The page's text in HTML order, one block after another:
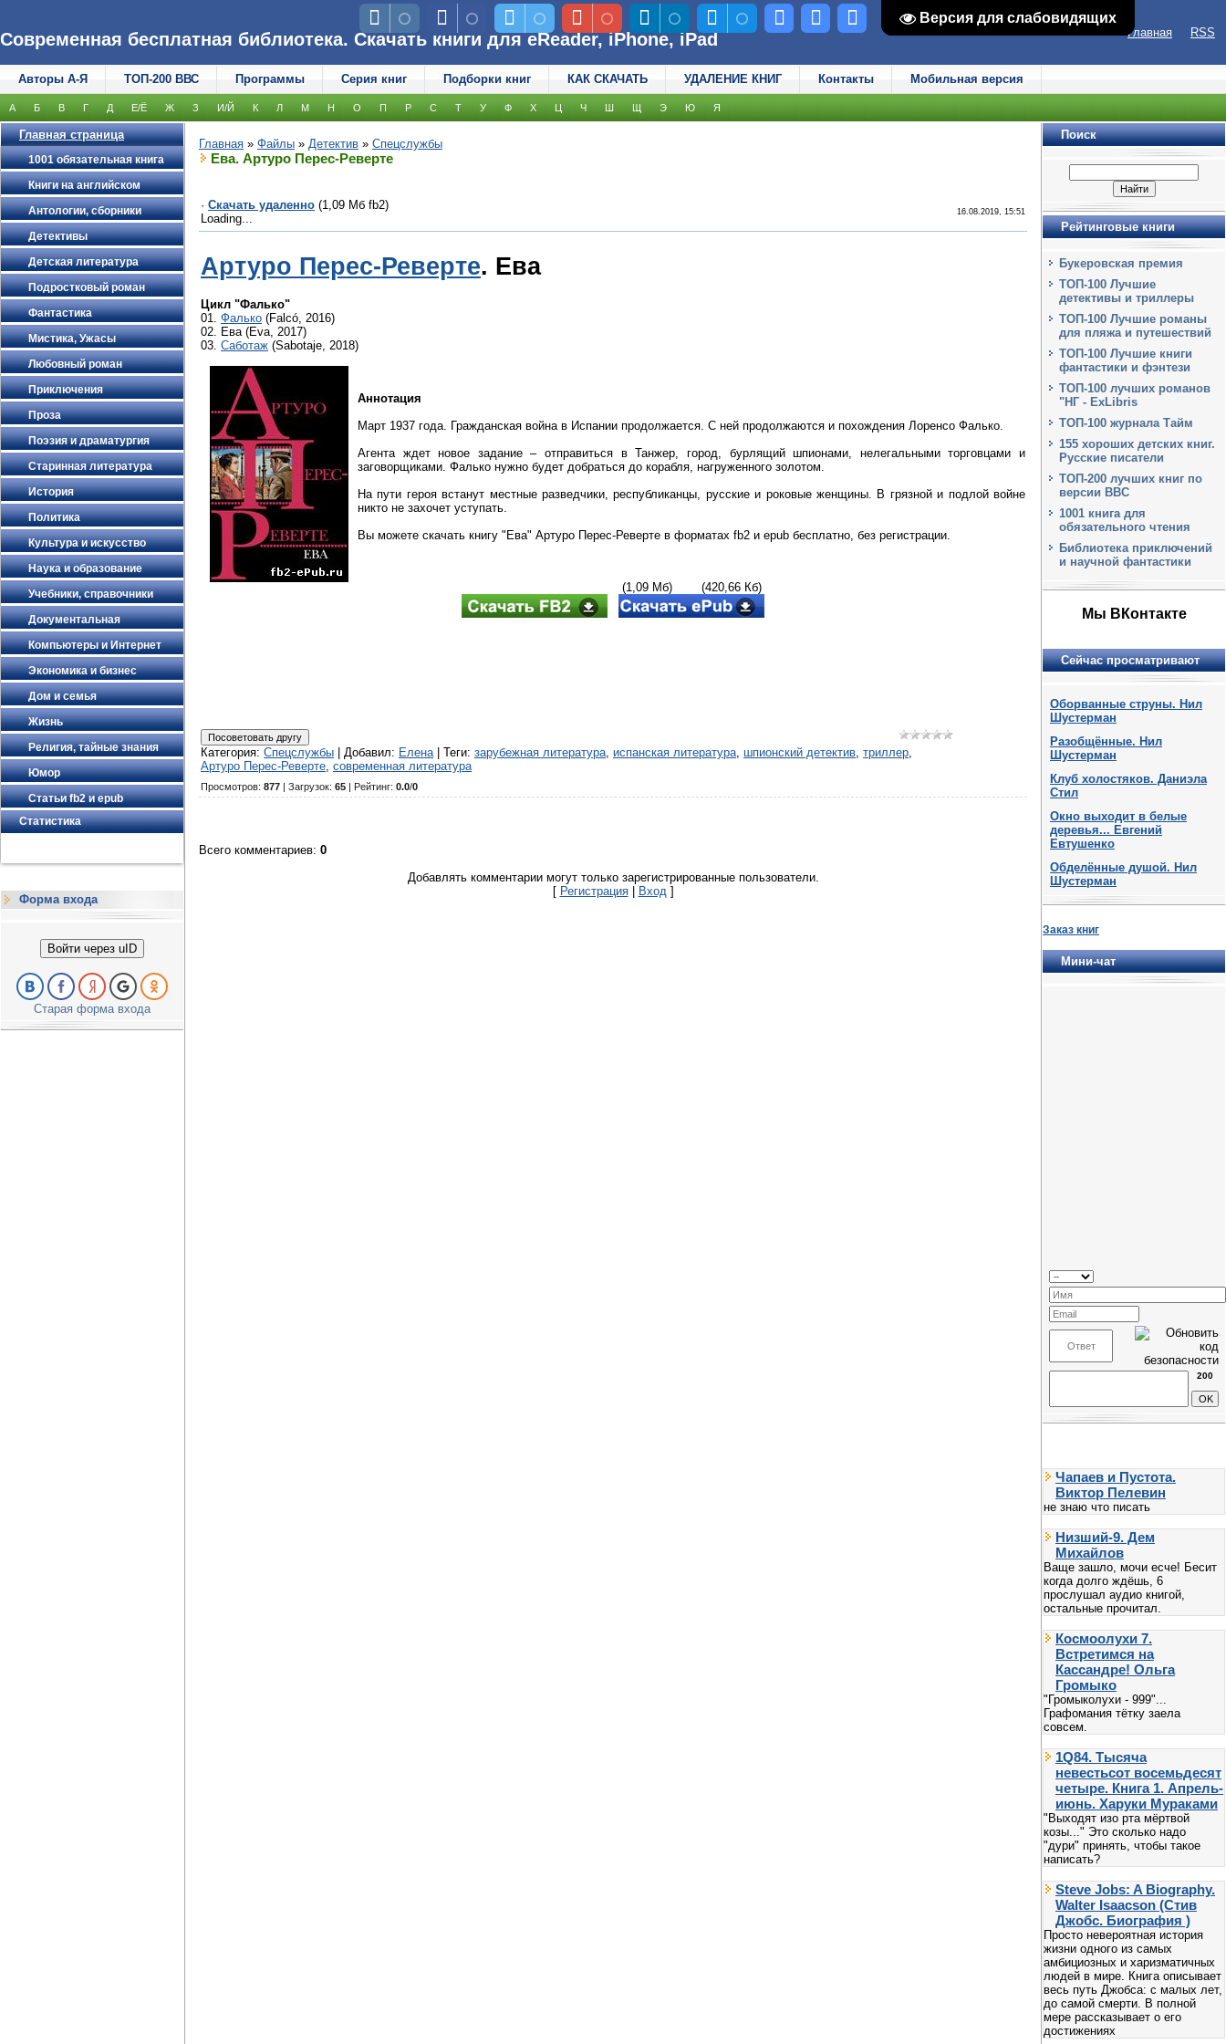
Версия для слабовидящих
Версия для слабовидящих
Современная бесплатная библиотека. Скачать книги для eReader, iPhone, iPad Главная RSS
Авторы А-Я ТОП-200 ВВС Программы Серия книг Подборки книг КАК СКАЧАТЬ УДАЛЕНИЕ КНИГ Контакты Мобильная версия
А Б В Г Д Е/Ё Ж З И/Й К Л М Н О П Р С Т У Ф Х Ц Ч Ш Щ Э Ю Я
Главная страница
1001 обязательная книга
Книги на английском
Антологии, сборники
Детективы
Детская литература
Подростковый роман
Фантастика
Мистика, Ужасы
Любовный роман
Приключения
Проза
Поэзия и драматургия
Старинная литература
История
Политика
Культура и искусство
Наука и образование
Учебники, справочники
Документальная
Компьютеры и Интернет
Экономика и бизнес
Дом и семья
Жизнь
Религия, тайные знания
Юмор
Статьи fb2 и epub
Статистика
Форма входа
Войти через uID
Старая форма входа
Главная » Файлы » Детектив » Спецслужбы
Ева. Артуро Перес-Реверте
· Скачать удаленно (1,09 Мб fb2)
Loading...
16.08.2019, 15:51
Артуро Перес-Реверте. Ева
Цикл "Фалько"
01. Фалько (Falcó, 2016)
02. Ева (Eva, 2017)
03. Саботаж (Sabotaje, 2018)
Аннотация
Март 1937 года. Гражданская война в Испании продолжается. С ней продолжаются и похождения Лоренсо Фалько.
Агента ждет новое задание – отправиться в Танжер, город, бурлящий шпионами, нелегальными торговцами и
заговорщиками. Фалько нужно будет добраться до корабля, нагруженного золотом.
На пути героя встанут местные разведчики, республиканцы, русские и роковые женщины. В грязной и подлой войне
никто не захочет уступать.
Вы можете скачать книгу "Ева" Артуро Перес-Реверте в форматах fb2 и epub бесплатно, без регистрации.
(1,09 Мб) (420,66 Кб)
Категория: Спецслужбы Добавил: Елена| Теги: зарубежная литература, испанская литература, шпионский детектив, триллер,
Артуро Перес-Реверте, современная литература
Просмотров: 877 | Загрузок: 65 | Рейтинг: 0.0/0
Всего комментариев: 0
Добавлять комментарии могут только зарегистрированные пользователи.
[ Регистрация| Вход]
Поиск
Рейтинговые книги
Букеровская премия
ТОП-100 Лучшие
детективы и триллеры
ТОП-100 Лучшие романы
для пляжа и путешествий
ТОП-100 Лучшие книги
фантастики и фэнтези
ТОП-100 лучших романов
"НГ - ExLibris
ТОП-100 журнала Тайм
155 хороших детских книг.
Русские писатели
ТОП-200 лучших книг по
версии BBC
1001 книга для
обязательного чтения
Библиотека приключений
и научной фантастики
Мы ВКонтакте
Сейчас просматривают
Оборванные струны. Нил
Шустерман
Разобщённые. Нил
Шустерман
Клуб холостяков. Даниэла
Стил
Окно выходит в белые
деревья... Евгений
Евтушенко
Обделённые душой. Нил
Шустерман
Заказ книг
Мини-чат
200
Чапаев и Пустота.
Виктор Пелевин
не знаю что писать
Низший-9. Дем
Михайлов
Ваще зашло, мочи есче! Бесит
когда долго ждёшь, 6
прослушал аудио книгой,
остальные прочитал.
Космоолухи 7.
Встретимся на
Кассандре! Ольга
Громыко
"Громыколухи - 999"...
Графомания тётку заела
совсем.
1Q84. Тысяча
невестьсот восемьдесят
четыре. Книга 1. Апрель-
июнь. Харуки Мураками
"Выходят изо рта мёртвой
козы..." Это сколько надо
"дури" принять, чтобы такое
написать?
Steve Jobs: A Biography.
Walter Isaacson (Стив
Джобс. Биография )
Просто невероятная история
жизни одного из самых
амбициозных и харизматичных
людей в мире. Книга описывает
весь путь Джобса: с малых лет,
до самой смерти. В полной
мере рассказывает о его
достижениях